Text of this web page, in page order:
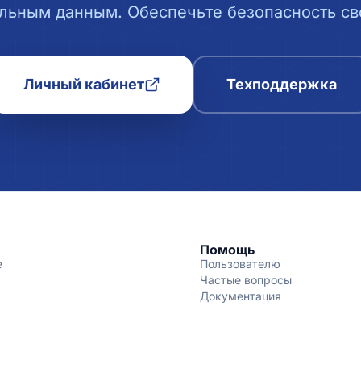
данным. Обеспечьте безопасность
Личный кабинет Техподдержка
Помощь
Пользователю
Частые вопросы
Документация